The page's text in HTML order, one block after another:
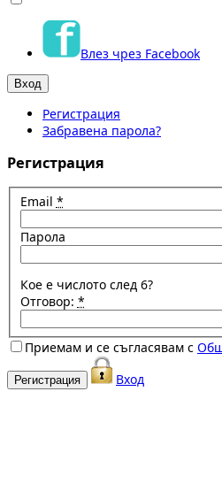
Влез чрез Facebook
Регистрация
Забравена парола?
Регистрация
Email *
Парола
Кое е числото след 6?
Отговор: *
Приемам и се съгласявам с
Вход